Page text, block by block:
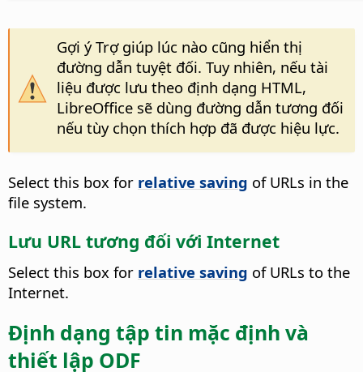
Gợi ý Trợ giúp lúc nào cũng hiển thị
đường dẫn tuyệt đối. Tuy nhiên, nếu tài
liệu được lưu theo định dạng HTML,
LibreOfficesẽ dùng đường dẫn tương đối
nếu tùy chọn thích hợp đã được hiệu lực.
Select this box for relative saving of URLs in the
file system.
Lưu URL tương đối với Internet
Select this box for relative saving of URLs to the
Internet.
Định dạng tập tin mặc định và
thiết lập ODF